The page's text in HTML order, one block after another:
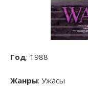
Год: 1988
Жанры: Ужасы